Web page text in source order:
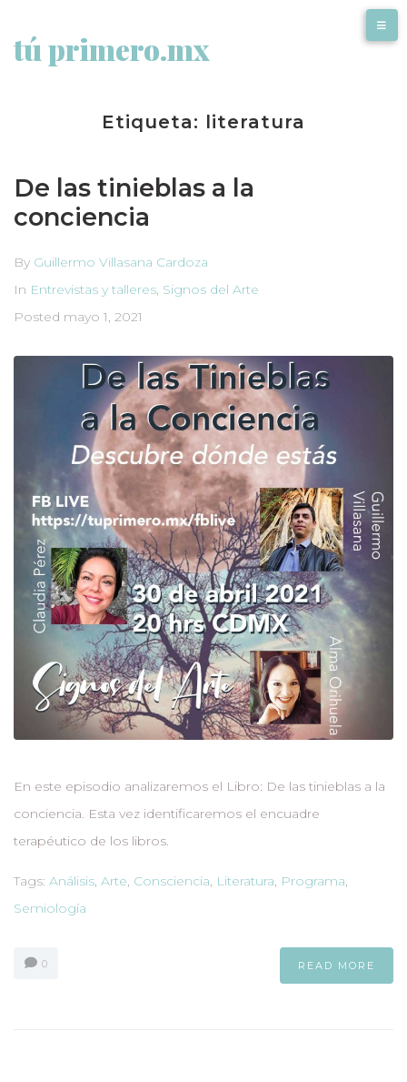
tú primero.mx
Etiqueta: literatura
De las tinieblas a la
conciencia
By Guillermo Villasana Cardoza
In Entrevistas y talleres, Signos del Arte
Posted mayo 1, 2021
En este episodio analizaremos el Libro: De las tinieblas a la
conciencia. Esta vez identificaremos el encuadre
terapéutico de los libros.
Tags: Análisis, Arte, Consciencia, Literatura, Programa,
Semiología
0 READ MORE